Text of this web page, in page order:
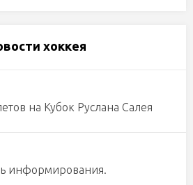
хоккея
на Кубок Руслана Салея
информирования.